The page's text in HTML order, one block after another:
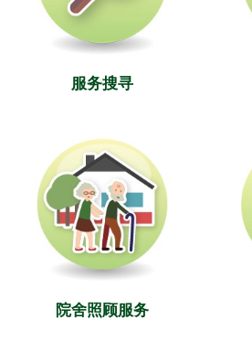
服务搜寻
院舍照顾服务